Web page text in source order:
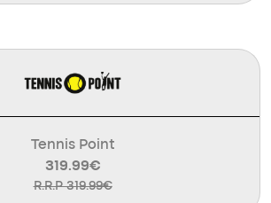
Tennis Point
319.99€
R.R.P 319.99€